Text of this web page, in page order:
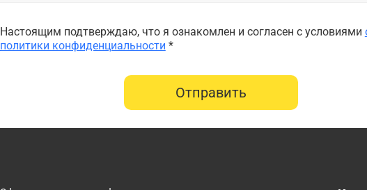
Настоящим подтверждаю, что я ознакомлен и согласен с условиями
политики конфиденциальности *
Отправить